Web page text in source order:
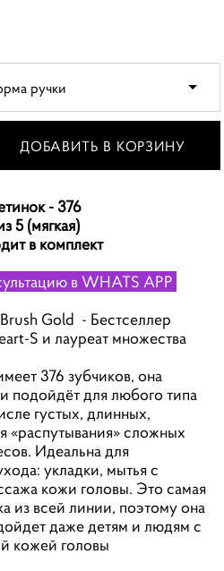
ручки
ДОБАВИТЬ В КОРЗИНУ
- 376
5 (мягкая)
в комплект
в WHATS APP
Gold - Бестселлер
S и лауреат множества
376 зубчиков, она
подойдёт для любого типа
густых, длинных,
«распутывания» сложных
Идеальна для
укладки, мытья с
кожи головы. Это самая
из всей линии, поэтому она
даже детям и людям с
кожей головы